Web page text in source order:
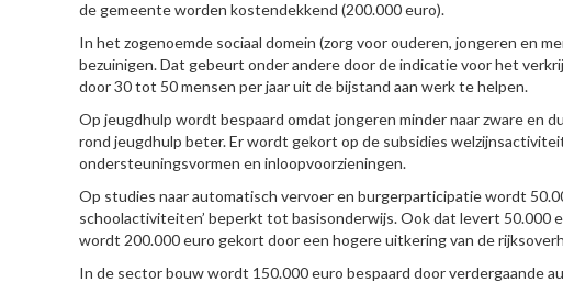
de gemeente worden kostendekkend (200.000 euro).
In het zogenoemde sociaal domein (zorg voor ouderen, jongeren en
bezuinigen. Dat gebeurt onder andere door de indicatie voor het
door 30 tot 50 mensen per jaar uit de bijstand aan werk te helpen.
Op jeugdhulp wordt bespaard omdat jongeren minder naar zware en
rond jeugdhulp beter. Er wordt gekort op de subsidies
ondersteuningsvormen en inloopvoorzieningen.
Op studies naar automatisch vervoer en burgerparticipatie wordt
schoolactiviteiten’ beperkt tot basisonderwijs. Ook dat levert
wordt 200.000 euro gekort door een hogere uitkering van de
In de sector bouw wordt 150.000 euro bespaard door verdergaande